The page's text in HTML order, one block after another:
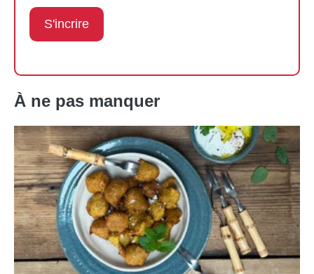
À ne pas manquer